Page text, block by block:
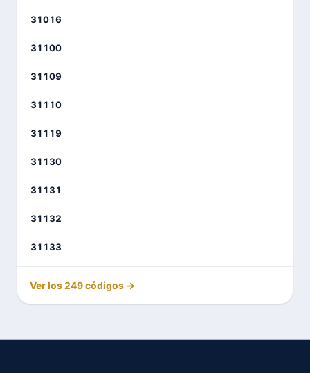
31016
31100
31109
31110
31119
31130
31131
31132
31133
Ver los 249 códigos →